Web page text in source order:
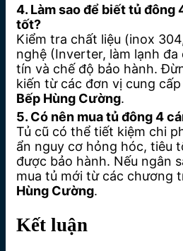
4. Làm sao để biết tủ
tốt?
Kiểm tra chất liệu (inox
nghệ (Inverter, làm lạnh
tín và chế độ bảo hành.
kiến từ các đơn vị cung
Bếp Hùng Cường.
5. Có nên mua tủ đông 4
Tủ cũ có thể tiết kiệm chi
ẩn nguy cơ hỏng hóc, tiêu
được bảo hành. Nếu ngân
mua tủ mới từ các chương
Hùng Cường.
Kết luận